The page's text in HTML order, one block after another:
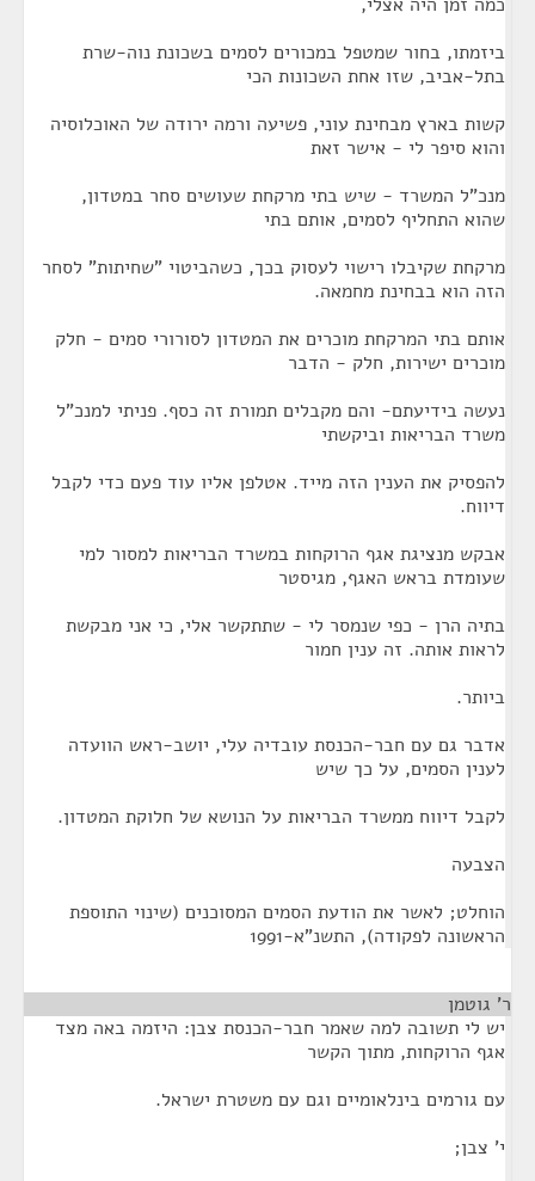
ביזמתו, בחור שמטפל במכורים לסמים בשכונת נוה-שרת
בתל-אביב, שזו אחת השכונות הכי
קשות בארץ מבחינת עוני, פשיעה ורמה ירודה של האוכלוסיה
והוא סיפר לי - אישר זאת
מנכ"ל המשרד - שיש בתי מרקחת שעושים סחר במטדון,
שהוא התחליף לסמים, אותם בתי
מרקחת שקיבלו רישוי לעסוק בכך, כשהביטוי "שחיתות" לסחר
הזה הוא בבחינת מחמאה.
אותם בתי המרקחת מוכרים את המטדון לסורורי סמים - חלק
מוכרים ישירות, חלק - הדבר
נעשה בידיעתם- והם מקבלים תמורת זה כסף. פניתי למנכ"ל
משרד הבריאות וביקשתי
להפסיק את הענין הזה מייד. אטלפן אליו עוד פעם כדי לקבל
דיווח.
אבקש מנציגת אגף הרוקחות במשרד הבריאות למסור למי
שעומדת בראש האגף, מגיסטר
בתיה הרן - כפי שנמסר לי - שתתקשר אלי, כי אני מבקשת
לראות אותה. זה ענין חמור
ביותר.
אדבר גם עם חבר-הכנסת עובדיה עלי, יושב-ראש הוועדה
לענין הסמים, על כך שיש
לקבל דיווח ממשרד הבריאות על הנושא של חלוקת המטדון.
הצבעה
הוחלט; לאשר את הודעת הסמים המסוכנים (שינוי התוספת
הראשונה לפקודה), התשנ"א-1991
ר' גוטמן
יש לי תשובה למה שאמר חבר-הכנסת צבן: היזמה באה מצד
אגף הרוקחות, מתוך הקשר
עם גורמים בינלאומיים וגם עם משטרת ישראל.
י' צבן;